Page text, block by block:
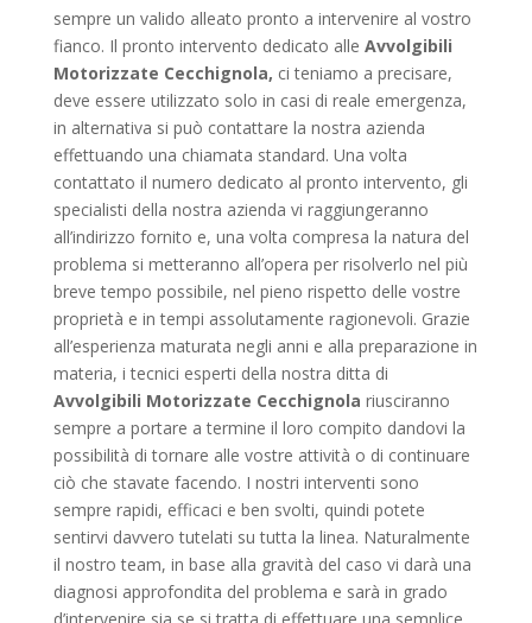
sempre un valido alleato pronto a intervenire al vostro
fianco. Il pronto intervento dedicato alle Avvolgibili
Motorizzate Cecchignola, ci teniamo a precisare,
deve essere utilizzato solo in casi di reale emergenza,
in alternativa si può contattare la nostra azienda
effettuando una chiamata standard. Una volta
contattato il numero dedicato al pronto intervento, gli
specialisti della nostra azienda vi raggiungeranno
all’indirizzo fornito e, una volta compresa la natura del
problema si metteranno all’opera per risolverlo nel più
breve tempo possibile, nel pieno rispetto delle vostre
proprietà e in tempi assolutamente ragionevoli. Grazie
all’esperienza maturata negli anni e alla preparazione in
materia, i tecnici esperti della nostra ditta di
Avvolgibili Motorizzate Cecchignola riusciranno
sempre a portare a termine il loro compito dandovi la
possibilità di tornare alle vostre attività o di continuare
ciò che stavate facendo. I nostri interventi sono
sempre rapidi, efficaci e ben svolti, quindi potete
sentirvi davvero tutelati su tutta la linea. Naturalmente
il nostro team, in base alla gravità del caso vi darà una
diagnosi approfondita del problema e sarà in grado
d’intervenire sia se si tratta di effettuare una semplice